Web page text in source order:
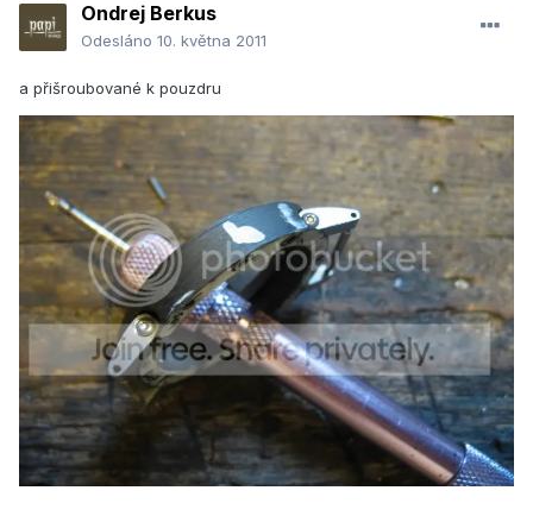
Ondrej Berkus
Odesláno 10. května 2011
a přišroubované k pouzdru